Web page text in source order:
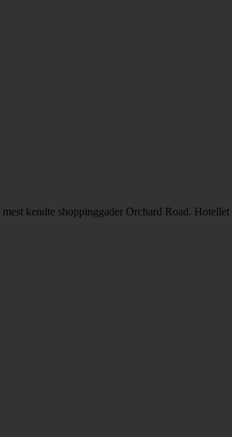
kendte shoppinggader Orchard Road.